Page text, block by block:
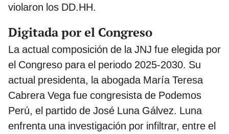
violaron los DD.HH.
Digitada por el Congreso
La actual composición de la JNJ fue elegida por
el Congreso para el periodo 2025-2030. Su
actual presidenta, la abogada María Teresa
Cabrera Vega fue congresista de Podemos
Perú, el partido de José Luna Gálvez. Luna
enfrenta una investigación por infiltrar, entre el